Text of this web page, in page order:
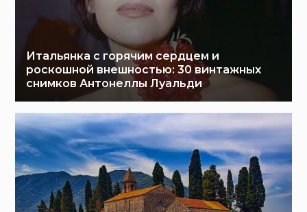
Итальянка с горячим сердцем и
роскошной внешностью: 30 винтажных
снимков Антонеллы Луальди